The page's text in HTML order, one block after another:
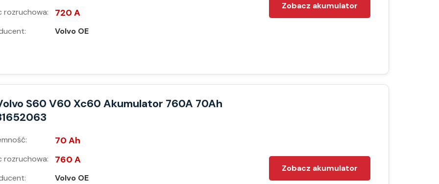
rozruchowa: 720 A
Volvo OE
Zobacz akumulator
S60 V60 Xc60 Akumulator 760A 70Ah
70 Ah
rozruchowa: 760 A
Volvo OE
Zobacz akumulator